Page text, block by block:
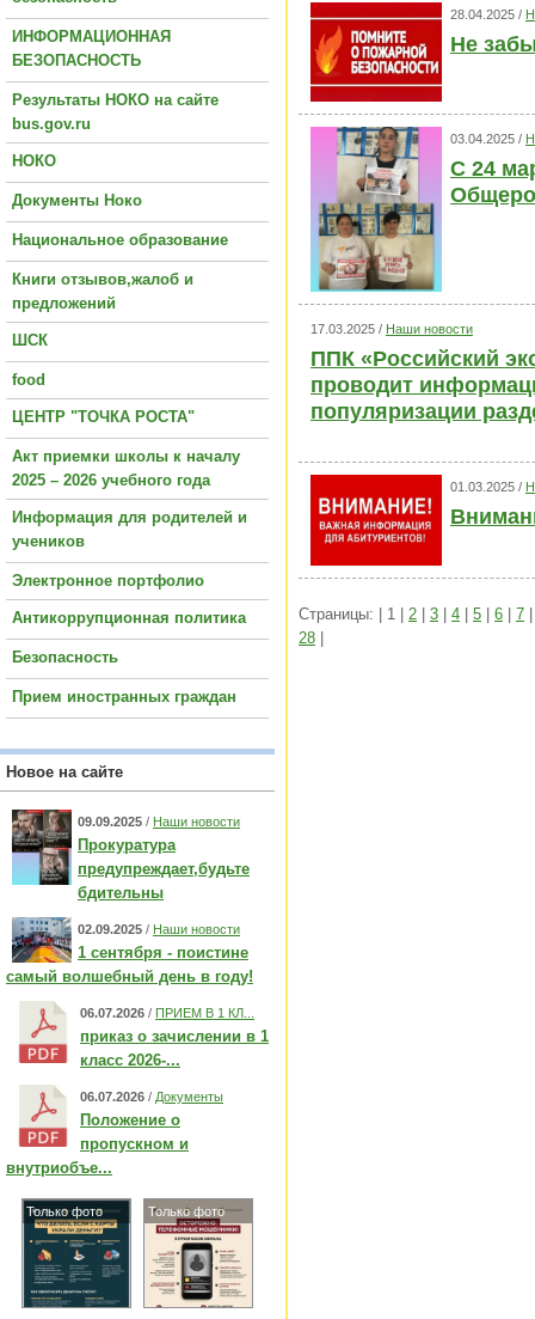
ИНФОРМАЦИОННАЯ
БЕЗОПАСНОСТЬ
Результаты НОКО на сайте
bus.gov.ru
НОКО
Документы Ноко
Национальное образование
Книги отзывов,жалоб и
предложений
ШСК
food
ЦЕНТР "ТОЧКА РОСТА"
Акт приемки школы к началу
2025 – 2026 учебного года
Информация для родителей и
учеников
Электронное портфолио
Антикоррупционная политика
Безопасность
Прием иностранных граждан
Новое на сайте
09.09.2025 / Наши новости
Прокуратура
предупреждает,будьте
бдительны
02.09.2025 / Наши новости
1 сентября - поистине
самый волшебный день в году!
06.07.2026 / ПРИЕМ В 1 КЛ...
приказ о зачислении в 1
класс 2026-...
06.07.2026 / Документы
Положение о
пропускном и
внутриобъе...
Только фото Только фото
28.04.2025 /
Не
03.04.2025 /
С 24
17.03.2025 / Наши новости
ППК «Российский
проводит
популяризации
01.03.2025 /
Страницы: | 1 | 2 3 4 5 6 7
28